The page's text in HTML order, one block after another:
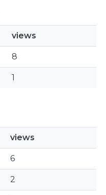
views
8
1
views
6
2